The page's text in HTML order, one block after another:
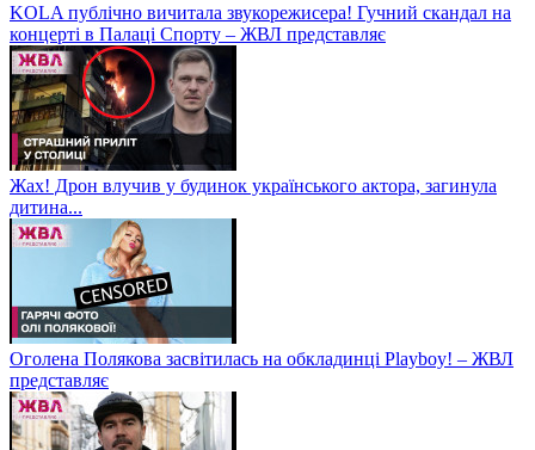
KOLA публічно вичитала звукорежисера! Гучний скандал на
концерті в Палаці Спорту – ЖВЛ представляє
Жах! Дрон влучив у будинок українського актора, загинула
дитина...
Оголена Полякова засвітилась на обкладинці Playboy! – ЖВЛ
представляє